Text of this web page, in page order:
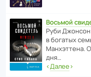
Восьмой
Руби
в богатых
Манх­эт­тена.
дня…
‹Далее›